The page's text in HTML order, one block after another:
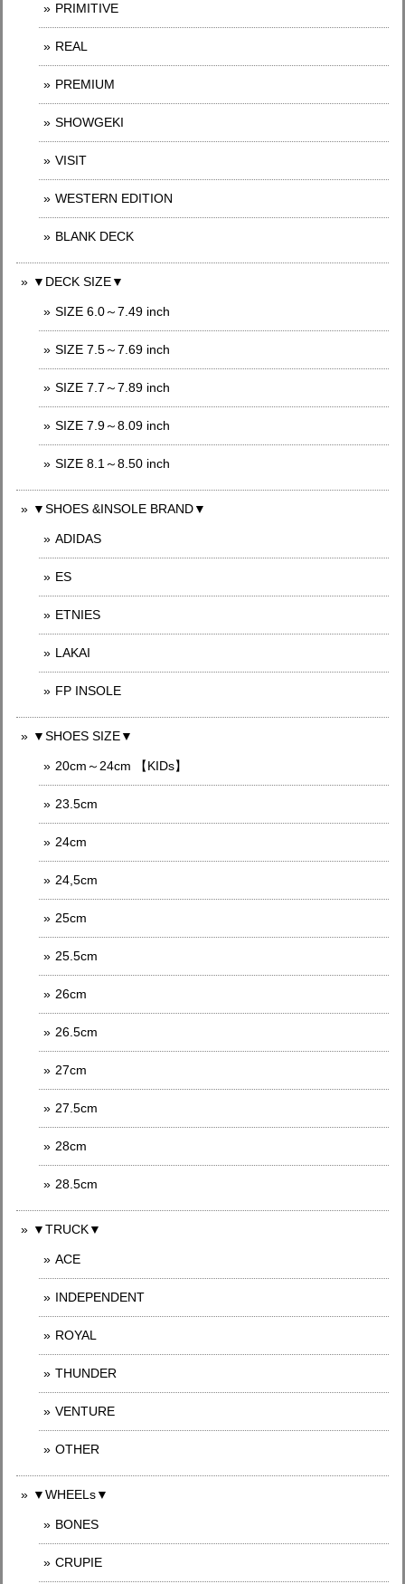
PRIMITIVE
REAL
PREMIUM
SHOWGEKI
VISIT
WESTERN EDITION
BLANK DECK
▼DECK SIZE▼
SIZE 6.0～7.49 inch
SIZE 7.5～7.69 inch
SIZE 7.7～7.89 inch
SIZE 7.9～8.09 inch
SIZE 8.1～8.50 inch
▼SHOES &INSOLE BRAND▼
ADIDAS
ES
ETNIES
LAKAI
FP INSOLE
▼SHOES SIZE▼
20cm～24cm 【KIDs】
23.5cm
24cm
24,5cm
25cm
25.5cm
26cm
26.5cm
27cm
27.5cm
28cm
28.5cm
▼TRUCK▼
ACE
INDEPENDENT
ROYAL
THUNDER
VENTURE
OTHER
▼WHEELs▼
BONES
CRUPIE